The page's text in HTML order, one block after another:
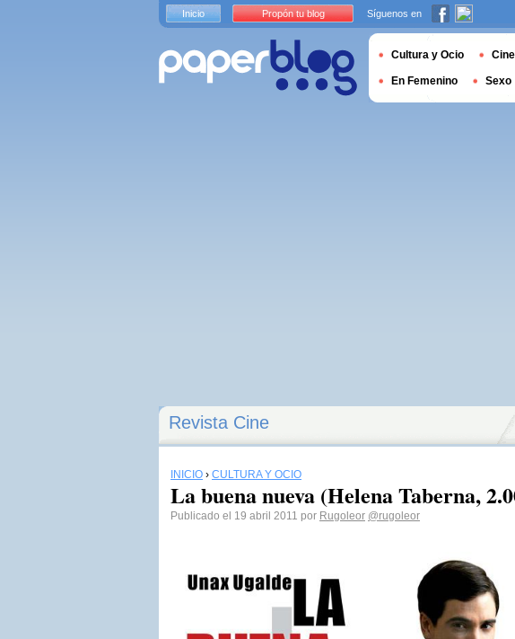
Revista Cine
INICIO › CULTURA Y OCIO
La buena nueva (Helena Taberna,
Publicado el 19 abril 2011 por Rugoleor @rugoleor
Inicio Propón tu blog Síguenos en
Cultura y Ocio Cine
En Femenino Sexo